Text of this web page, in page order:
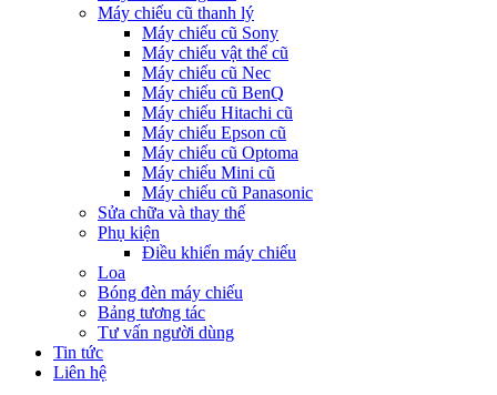
Máy chiếu cũ thanh lý
Máy chiếu cũ Sony
Máy chiếu vật thể cũ
Máy chiếu cũ Nec
Máy chiếu cũ BenQ
Máy chiếu Hitachi cũ
Máy chiếu Epson cũ
Máy chiếu cũ Optoma
Máy chiếu Mini cũ
Máy chiếu cũ Panasonic
Sửa chữa và thay thế
Phụ kiện
Điều khiển máy chiếu
Loa
Bóng đèn máy chiếu
Bảng tương tác
Tư vấn người dùng
Tin tức
Liên hệ